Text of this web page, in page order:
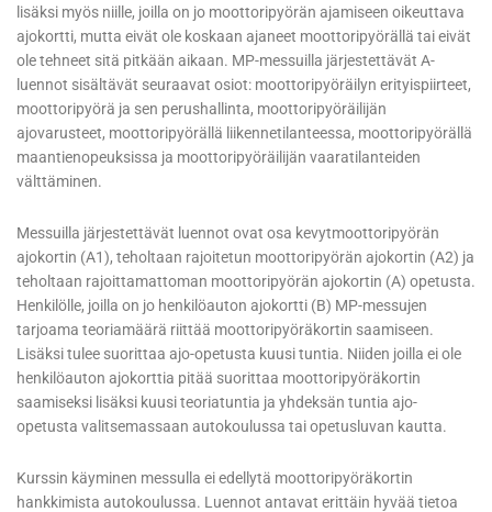
lisäksi myös niille, joilla on jo moottoripyörän ajamiseen oikeuttava
ajokortti, mutta eivät ole koskaan ajaneet moottoripyörällä tai eivät
ole tehneet sitä pitkään aikaan. MP-messuilla järjestettävät A-
luennot sisältävät seuraavat osiot: moottoripyöräilyn erityispiirteet,
moottoripyörä ja sen perushallinta, moottoripyöräilijän
ajovarusteet, moottoripyörällä liikennetilanteessa, moottoripyörällä
maantienopeuksissa ja moottoripyöräilijän vaaratilanteiden
välttäminen.
Messuilla järjestettävät luennot ovat osa kevytmoottoripyörän
ajokortin (A1), teholtaan rajoitetun moottoripyörän ajokortin (A2) ja
teholtaan rajoittamattoman moottoripyörän ajokortin (A) opetusta.
Henkilölle, joilla on jo henkilöauton ajokortti (B) MP-messujen
tarjoama teoriamäärä riittää moottoripyöräkortin saamiseen.
Lisäksi tulee suorittaa ajo-opetusta kuusi tuntia. Niiden joilla ei ole
henkilöauton ajokorttia pitää suorittaa moottoripyöräkortin
saamiseksi lisäksi kuusi teoriatuntia ja yhdeksän tuntia ajo-
opetusta valitsemassaan autokoulussa tai opetusluvan kautta.
Kurssin käyminen messulla ei edellytä moottoripyöräkortin
hankkimista autokoulussa. Luennot antavat erittäin hyvää tietoa